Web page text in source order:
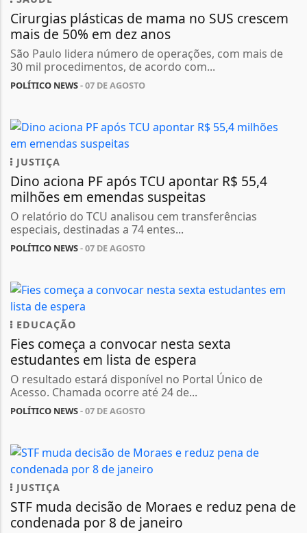
Cirurgias plásticas de mama no SUS crescem
mais de 50% em dez anos
São Paulo lidera número de operações, com mais de
30 mil procedimentos, de acordo com...
POLÍTICO NEWS- 07 DE AGOSTO
JUSTIÇA
Dino aciona PF após TCU apontar R$ 55,4
milhões em emendas suspeitas
O relatório do TCU analisou cem transferências
especiais, destinadas a 74 entes...
POLÍTICO NEWS- 07 DE AGOSTO
EDUCAÇÃO
Fies começa a convocar nesta sexta
estudantes em lista de espera
O resultado estará disponível no Portal Único de
Acesso. Chamada ocorre até 24 de...
POLÍTICO NEWS- 07 DE AGOSTO
JUSTIÇA
STF muda decisão de Moraes e reduz pena de
condenada por 8 de janeiro